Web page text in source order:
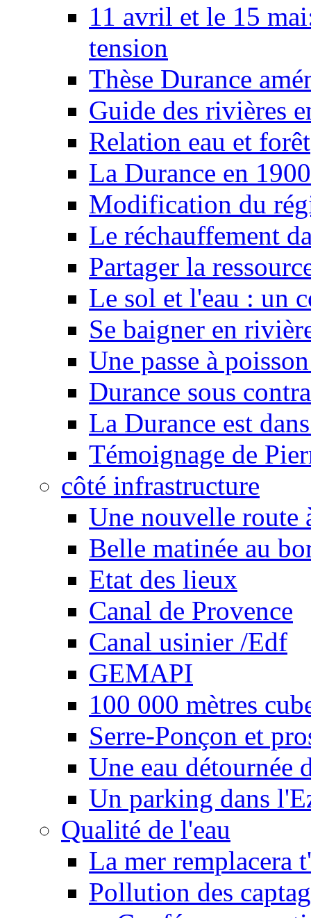
11 avril et le 15
tension
Thèse Durance
Guide des rivières
Relation eau et forêt
La Durance en 1900
Modification du
Le réchauffement
Partager la
Le sol et l'eau : un
Se baigner en
Une passe à
Durance sous
La Durance est
Témoignage de
côté infrastructure
Une nouvelle route
Belle matinée au
Etat des lieux
Canal de Provence
Canal usinier /Edf
GEMAPI
100 000 mètres
Serre-Ponçon et
Une eau détournée
Un parking dans
Qualité de l'eau
La mer remplacera
Pollution des